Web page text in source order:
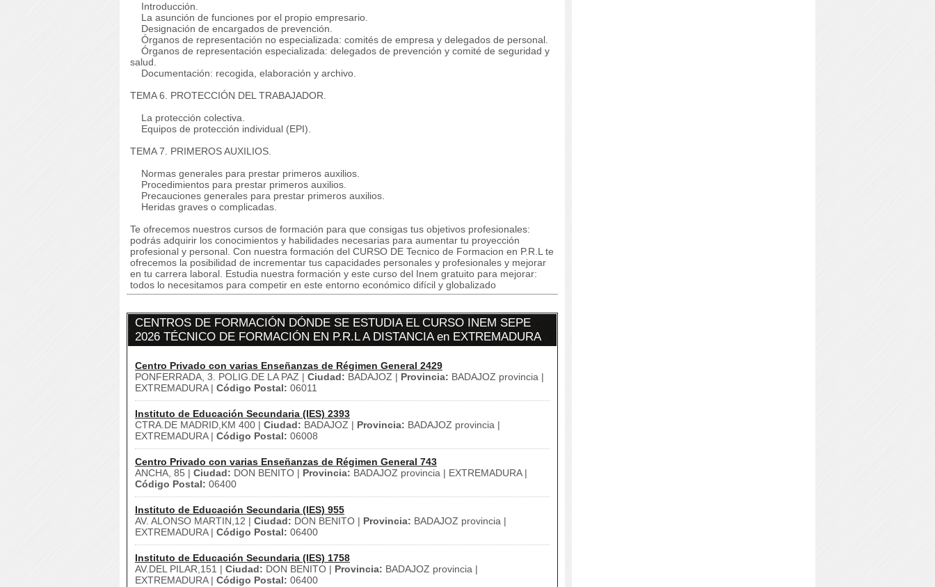
Introducción.
La asunción de funciones por el propio empresario.
Designación de encargados de prevención.
Órganos de representación no especializada: comités de empresa y delegados de personal.
Órganos de representación especializada: delegados de prevención y comité de seguridad y
salud.
Documentación: recogida, elaboración y archivo.
TEMA 6. PROTECCIÓN DEL TRABAJADOR.
La protección colectiva.
Equipos de protección individual (EPI).
TEMA 7. PRIMEROS AUXILIOS.
Normas generales para prestar primeros auxilios.
Procedimientos para prestar primeros auxilios.
Precauciones generales para prestar primeros auxilios.
Heridas graves o complicadas.
Te ofrecemos nuestros cursos de formación para que consigas tus objetivos profesionales:
podrás adquirir los conocimientos y habilidades necesarias para aumentar tu proyección
profesional y personal. Con nuestra formación del CURSO DE Tecnico de Formacion en P.R.L te
ofrecemos la posibilidad de incrementar tus capacidades personales y profesionales y mejorar
en tu carrera laboral. Estudia nuestra formación y este curso del Inem gratuito para mejorar:
todos lo necesitamos para competir en este entorno económico difícil y globalizado
CENTROS DE FORMACIÓN DÓNDE SE ESTUDIA EL CURSO INEM SEPE
2026 TÉCNICO DE FORMACIÓN EN P.R.L A DISTANCIA en EXTREMADURA
Centro Privado con varias Enseñanzas de Régimen General 2429
PONFERRADA, 3. POLIG.DE LA PAZ | Ciudad: BADAJOZ | Provincia: BADAJOZ provincia |
EXTREMADURA | Código Postal: 06011
Instituto de Educación Secundaria (IES) 2393
CTRA.DE MADRID,KM 400 | Ciudad: BADAJOZ | Provincia: BADAJOZ provincia |
EXTREMADURA | Código Postal: 06008
Centro Privado con varias Enseñanzas de Régimen General 743
ANCHA, 85 | Ciudad: DON BENITO | Provincia: BADAJOZ provincia | EXTREMADURA |
Código Postal: 06400
Instituto de Educación Secundaria (IES) 955
AV. ALONSO MARTIN,12 | Ciudad: DON BENITO | Provincia: BADAJOZ provincia |
EXTREMADURA | Código Postal: 06400
Instituto de Educación Secundaria (IES) 1758
AV.DEL PILAR,151 | Ciudad: DON BENITO | Provincia: BADAJOZ provincia |
EXTREMADURA | Código Postal: 06400